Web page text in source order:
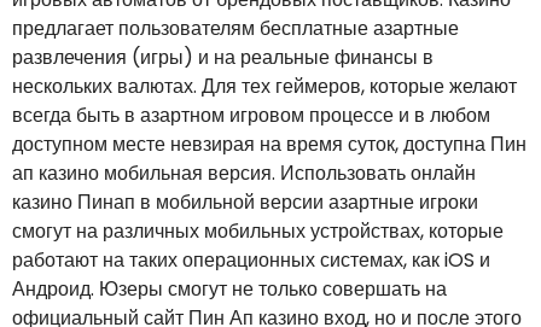
предлагает пользователям бесплатные азартные
развлечения (игры) и на реальные финансы в
нескольких валютах. Для тех геймеров, которые желают
всегда быть в азартном игровом процессе и в любом
доступном месте невзирая на время суток, доступна Пин
ап казино мобильная версия. Использовать онлайн
казино Пинап в мобильной версии азартные игроки
смогут на различных мобильных устройствах, которые
работают на таких операционных системах, как iOS и
Андроид. Юзеры смогут не только совершать на
официальный сайт Пин Ап казино вход, но и после этого